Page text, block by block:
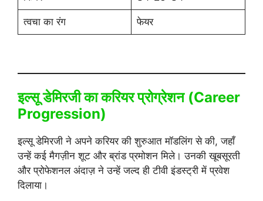
त्वचा का रंग फेयर
इल्सू डेमिरजी का करियर प्रोग्रेशन (Career
Progression)
इल्सू डेमिरजी ने अपने करियर की शुरुआत मॉडलिंग से की, जहाँ
उन्हें कई मैगज़ीन शूट और ब्रांड प्रमोशन मिले। उनकी खूबसूरती
और प्रोफेशनल अंदाज़ ने उन्हें जल्द ही टीवी इंडस्ट्री में प्रवेश
दिलाया।